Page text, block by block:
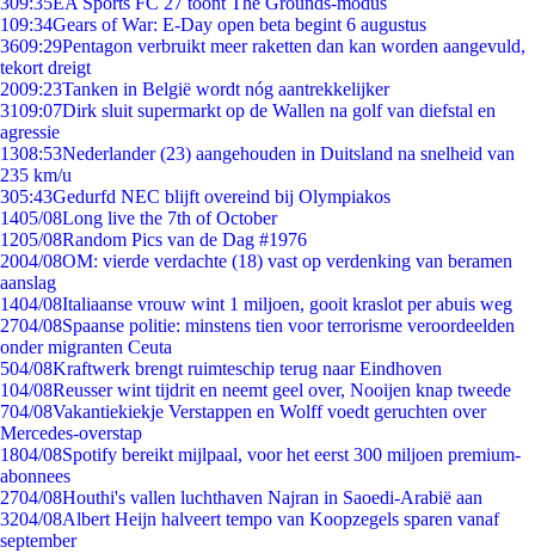
109:34Gears of War: E-Day open beta begint 6 augustus
3609:29Pentagon verbruikt meer raketten dan kan worden aangevuld,
tekort dreigt
2009:23Tanken in België wordt nóg aantrekkelijker
3109:07Dirk sluit supermarkt op de Wallen na golf van diefstal en
agressie
1308:53Nederlander (23) aangehouden in Duitsland na snelheid van
235 km/u
305:43Gedurfd NEC blijft overeind bij Olympiakos
1405/08Long live the 7th of October
1205/08Random Pics van de Dag #1976
2004/08OM: vierde verdachte (18) vast op verdenking van beramen
aanslag
1404/08Italiaanse vrouw wint 1 miljoen, gooit kraslot per abuis weg
2704/08Spaanse politie: minstens tien voor terrorisme veroordeelden
onder migranten Ceuta
504/08Kraftwerk brengt ruimteschip terug naar Eindhoven
104/08Reusser wint tijdrit en neemt geel over, Nooijen knap tweede
704/08Vakantiekiekje Verstappen en Wolff voedt geruchten over
Mercedes-overstap
1804/08Spotify bereikt mijlpaal, voor het eerst 300 miljoen premium-
abonnees
2704/08Houthi's vallen luchthaven Najran in Saoedi-Arabië aan
3204/08Albert Heijn halveert tempo van Koopzegels sparen vanaf
september